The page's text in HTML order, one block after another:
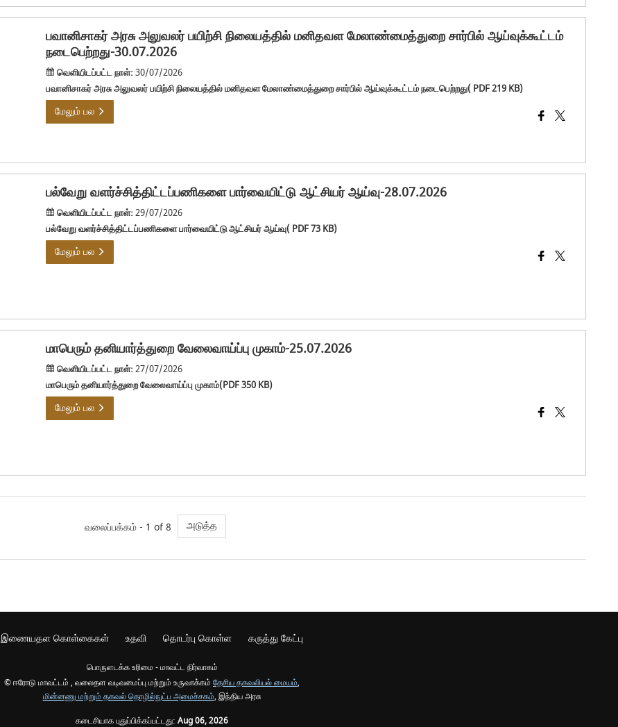
பவானிசாகர் அரசு அலுவலர் பயிற்சி நிலையத்தில் மனிதவள மேலாண்மைத்துறை சார்பில் ஆய்வுக்கூட்டம்
நடைபெற்றது-30.07.2026
வெளியிடப்பட்ட நாள்: 30/07/2026
பவானிசாகர் அரசு அலுவலர் பயிற்சி நிலையத்தில் மனிதவள மேலாண்மைத்துறை சார்பில் ஆய்வுக்கூட்டம் நடைபெற்றது( PDF 219 KB)
மேலும் பல
பல்வேறு வளர்ச்சித்திட்டப்பணிகளை பார்வையிட்டு ஆட்சியர் ஆய்வு-28.07.2026
வெளியிடப்பட்ட நாள்: 29/07/2026
பல்வேறு வளர்ச்சித்திட்டப்பணிகளை பார்வையிட்டு ஆட்சியர் ஆய்வு( PDF 73 KB)
மேலும் பல
மாபெரும் தனியார்த்துறை வேலைவாய்ப்பு முகாம்-25.07.2026
வெளியிடப்பட்ட நாள்: 27/07/2026
மாபெரும் தனியார்த்துறை வேலைவாய்ப்பு முகாம்(PDF 350 KB)
மேலும் பல
வலைப்பக்கம் - 1 of 8 அடுத்த
இணையதள கொள்கைகள் உதவி தொடர்பு கொள்ள கருத்து கேட்பு
பொருளடக்க உரிமை - மாவட்ட நிர்வாகம்
© ஈரோடு மாவட்டம் , வலைதள வடிவமைப்பு மற்றும் உருவாக்கம் தேசிய தகவலியல் மையம்,
மின்னணு மற்றும் தகவல் தொழில்நுட்ப அமைச்சகம், இந்திய அரசு
கடைசியாக புதுப்பிக்கப்பட்டது: Aug 06, 2026